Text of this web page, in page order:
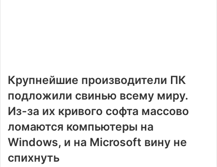
Крупнейшие производители ПК
подложили свинью всему миру.
Из-за их кривого софта массово
ломаются компьютеры на
Windows, и на Microsoft вину не
спихнуть